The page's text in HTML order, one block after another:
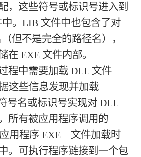
，这些符号或标识号进入到
。LIB 文件中也包含了对
但不是完全的路径名），
在 EXE 文件内部。
程中需要加载 DLL 文件
这些信息发现并加载
号名或标识号实现对 DLL
所有被应用程序调用的
用程序 EXE 文件加载时
。可执行程序链接到一个包